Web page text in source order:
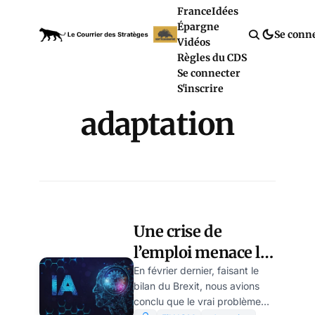
FranceIdées
Épargne
Vidéos
Règles du CDS
Se connecter
S'inscrire
Se
adaptation
Une crise de
l’emploi menace le
Royaume-Uni, par
Yves-Marie
En février dernier, faisant le
bilan du Brexit, nous avions
conclu que le vrai problème